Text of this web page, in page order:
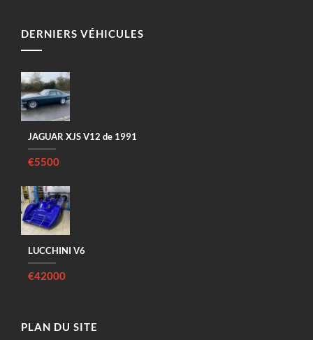
DERNIERS VÉHICULES
JAGUAR XJS V12 de 1991
€5500
LUCCHINI V6
€42000
PLAN DU SITE